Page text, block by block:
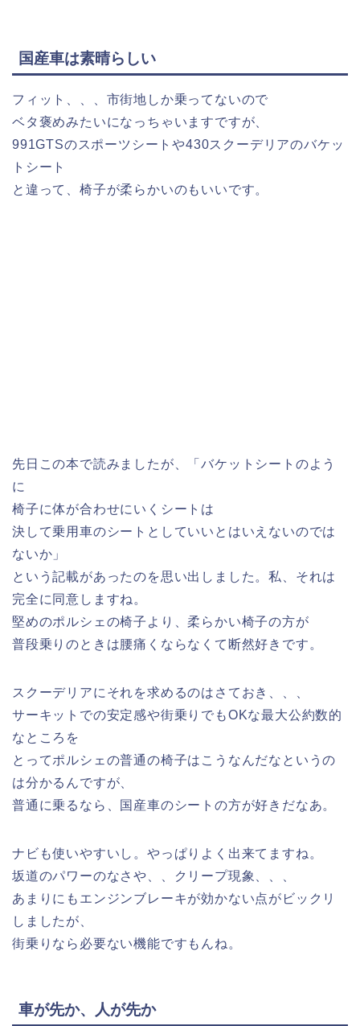
国産車は素晴らしい
フィット、、、市街地しか乗ってないので
ベタ褒めみたいになっちゃいますですが、
991GTSのスポーツシートや430スクーデリアのバケッ
トシート
と違って、椅子が柔らかいのもいいです。
先日この本で読みましたが、「バケットシートのよう
に
椅子に体が合わせにいくシートは
決して乗用車のシートとしていいとはいえないのでは
ないか」
という記載があったのを思い出しました。私、それは
完全に同意しますね。
堅めのポルシェの椅子より、柔らかい椅子の方が
普段乗りのときは腰痛くならなくて断然好きです。
スクーデリアにそれを求めるのはさておき、、、
サーキットでの安定感や街乗りでもOKな最大公約数的
なところを
とってポルシェの普通の椅子はこうなんだなというの
は分かるんですが、
普通に乗るなら、国産車のシートの方が好きだなあ。
ナビも使いやすいし。やっぱりよく出来てますね。
坂道のパワーのなさや、、クリープ現象、、、
あまりにもエンジンブレーキが効かない点がビックリ
しましたが、
街乗りなら必要ない機能ですもんね。
車が先か、人が先か